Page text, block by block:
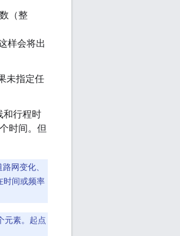
（整
样会将出
未指定任
和行程时
时间。但
网变化、
时间或频率
元素。起点